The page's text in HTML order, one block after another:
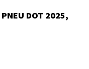
DOT 2025,